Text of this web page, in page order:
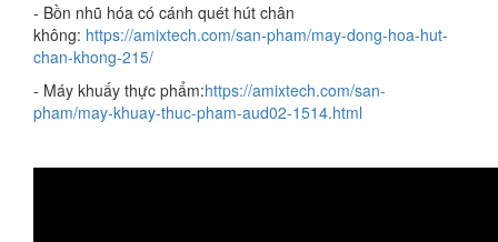
- Bồn nhũ hóa có cánh quét hút chân
không: https://amixtech.com/san-pham/may-dong-hoa-hut-
chan-khong-215/
- Máy khuấy thực phẩm:https://amixtech.com/san-
pham/may-khuay-thuc-pham-aud02-1514.html